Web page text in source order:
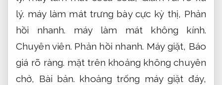
lý. máy làm mát trưng bày cực kỳ thị, Phản
hồi nhanh. máy làm mát không kính.
Chuyên viên. Phản hồi nhanh. Máy giặt, Báo
giá rõ ràng. mặt trên khoảng không chuyên
chở, Bài bản. khoảng trống máy giặt đáy,